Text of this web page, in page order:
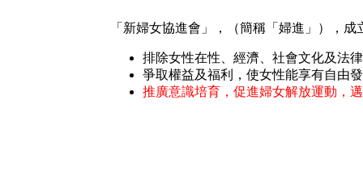
「新婦女協進會」，（簡稱「婦進」），
排除女性在性、經濟、社會文化及法
爭取權益及福利，使女性能享有自由
推廣意識培育，促進婦女解放運動，